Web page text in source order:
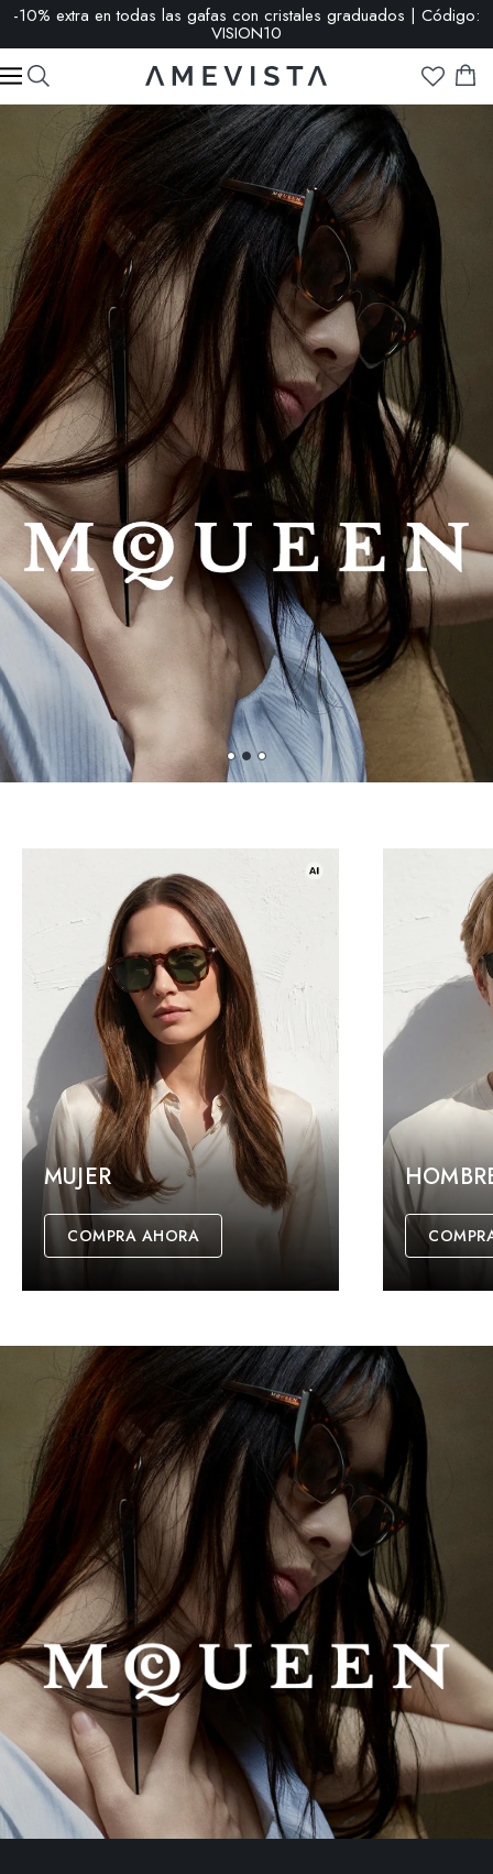
REBAJAS: hasta -65 % | Haz clic aquí
MUJER
COMPRA AHORA